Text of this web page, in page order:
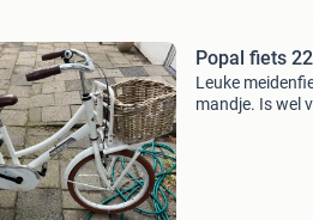
Popal fiets
Leuke
mandje. Is wel